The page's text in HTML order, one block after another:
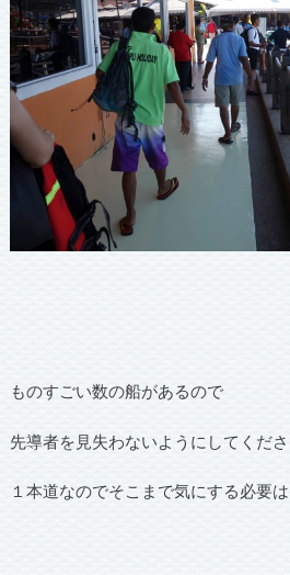
ものすごい数の船があるので
先導者を見失わないようにしてくださ
１本道なのでそこまで気にする必要